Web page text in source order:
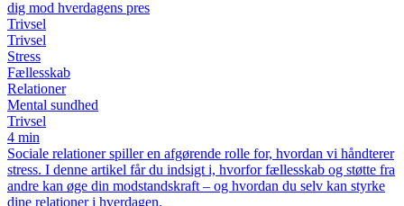
dig mod hverdagens pres
Trivsel
Trivsel
Stress
Fællesskab
Relationer
Mental sundhed
Trivsel
4 min
Sociale relationer spiller en afgørende rolle for, hvordan vi håndterer
stress. I denne artikel får du indsigt i, hvorfor fællesskab og støtte fra
andre kan øge din modstandskraft – og hvordan du selv kan styrke
dine relationer i hverdagen.